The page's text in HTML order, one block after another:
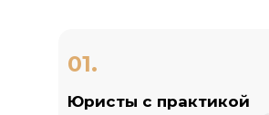
Юристы с практикой
01.